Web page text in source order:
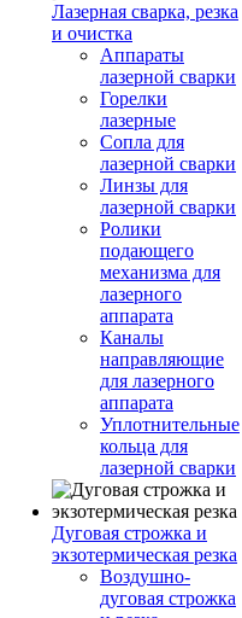
Лазерная сварка, резка
и очистка
Аппараты
лазерной сварки
Горелки
лазерные
Сопла для
лазерной сварки
Линзы для
лазерной сварки
Ролики
подающего
механизма для
лазерного
аппарата
Каналы
направляющие
для лазерного
аппарата
Уплотнительные
кольца для
лазерной сварки
Дуговая строжка и
экзотермическая резка
Воздушно-
дуговая строжка